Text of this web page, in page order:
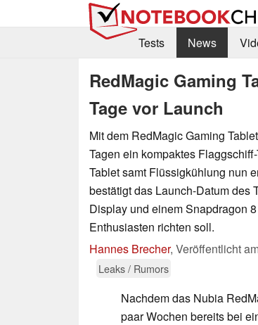
Tests
News
RedMagic Gaming
Tage vor Launch
Mit dem RedMagic Gaming
Tagen ein kompaktes
Tablet samt Flüssigkühlung nun
bestätigt das Launch-Datum des
Display und einem Snapdragon
Enthusiasten richten soll.
Hannes Brecher, Veröffentlicht
Leaks / Rumors
Nachdem das Nubia
paar Wochen bereits bei